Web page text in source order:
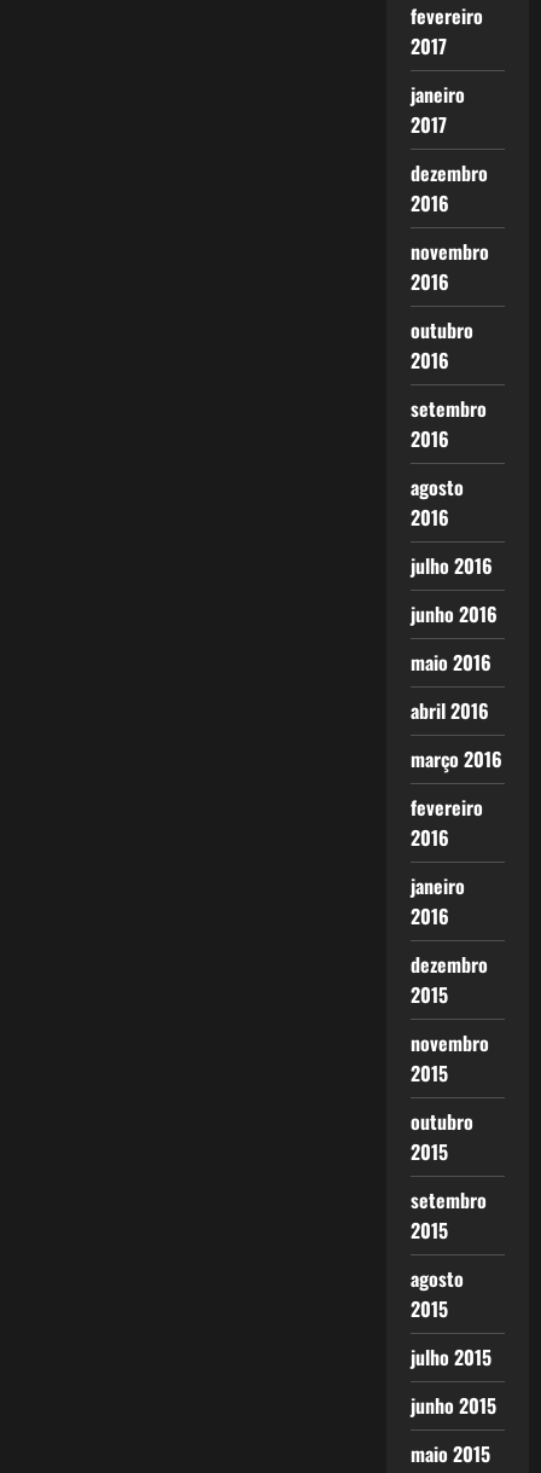
fevereiro
2017
janeiro
2017
dezembro
2016
novembro
2016
outubro
2016
setembro
2016
agosto
2016
julho 2016
junho 2016
maio 2016
abril 2016
março 2016
fevereiro
2016
janeiro
2016
dezembro
2015
novembro
2015
outubro
2015
setembro
2015
agosto
2015
julho 2015
junho 2015
maio 2015